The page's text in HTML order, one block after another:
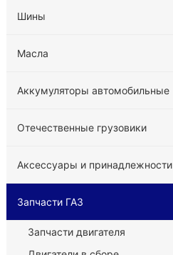
Шины
Масла
Аккумуляторы автомобильные
Отечественные грузовики
Аксессуары и принадлежности
Запчасти ГАЗ
Запчасти двигателя